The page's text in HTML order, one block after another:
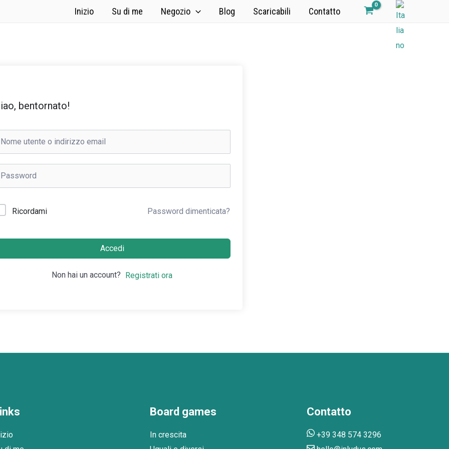
Inizio Su di me Negozio Blog Scaricabili Contatto
bentornato!
Ricordami Password dimenticata?
Accedi
Non hai un account? Registrati ora
Board games
In crescita
Contatto
+39 348 574 3296